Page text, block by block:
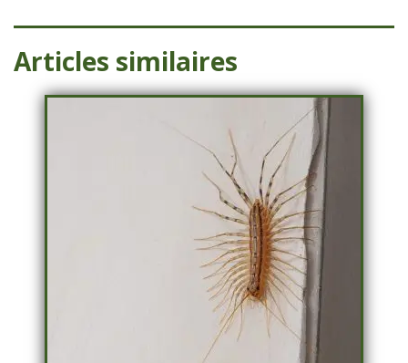
Articles similaires